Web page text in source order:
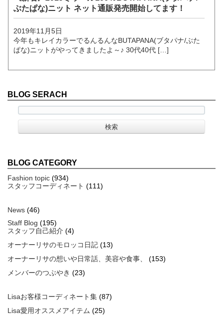
ぶたぱな)ニット ネット通販発売開始してます！
2019年11月5日
今年もキレイカラーでるんるんなBUTAPANA(ブタパナ/ぶた
ぱな)ニットがやってきましたよ～♪ 30代40代 […]
BLOG SERACH
BLOG CATEGORY
Fashion topic (934)
スタッフコーディネート (111)
News (46)
Staff Blog (195)
スタッフ自己紹介 (4)
オーナーリサのモロッコ日記 (13)
オーナーリサの想いや日常話、美容や食事、
(153)
メンバーのつぶやき (23)
Lisaお客様コーディネート集 (87)
Lisa愛用オススメアイテム (25)